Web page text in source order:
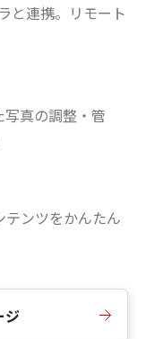
と連携。リモート
真の調整・管
ンツをかんたん
ジ